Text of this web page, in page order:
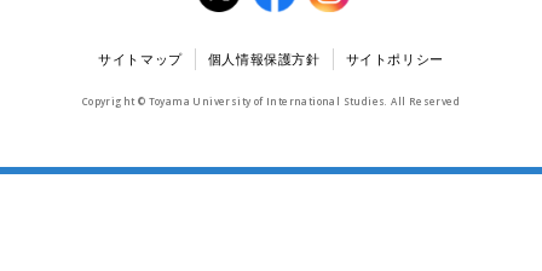
サイトマップ 個人情報保護方針 サイトポリシー
Copyright © Toyama University of International Studies. All Reserved